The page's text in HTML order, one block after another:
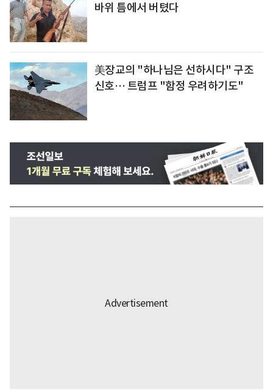
바위 틈에서 버텼다
美장교의 "하나님은 선하시다" 구조
신호… 트럼프 "함정 우려하기도"